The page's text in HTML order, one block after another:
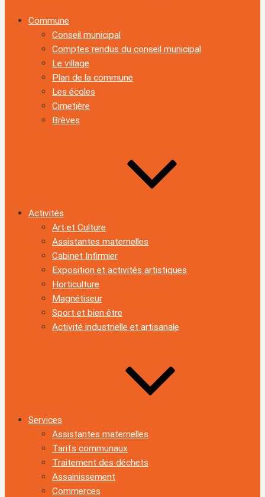
Commune
Conseil municipal
Comptes rendus du conseil municipal
Le village
Plan de la commune
Les écoles
Cimetière
Brèves
Activités
Art et Culture
Assistantes maternelles
Cabinet Infirmier
Exposition et activités artistiques
Horticulture
Magnétiseur
Sport et bien être
Activité industrielle et artisanale
Services
Assistantes maternelles
Tarifs communaux
Traitement des déchets
Assainissement
Commerces